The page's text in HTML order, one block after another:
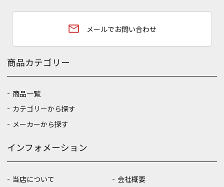
email メールでお問い合わせ
商品カテゴリー
商品一覧
カテゴリーから探す
メーカーから探す
インフォメーション
当店について 会社概要